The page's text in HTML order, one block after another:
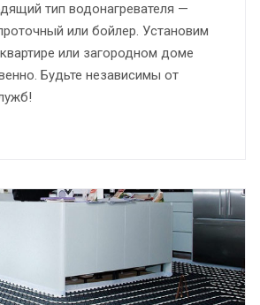
тип водонагревателя —
или бойлер. Установим
или загородном доме
Будьте независимы от